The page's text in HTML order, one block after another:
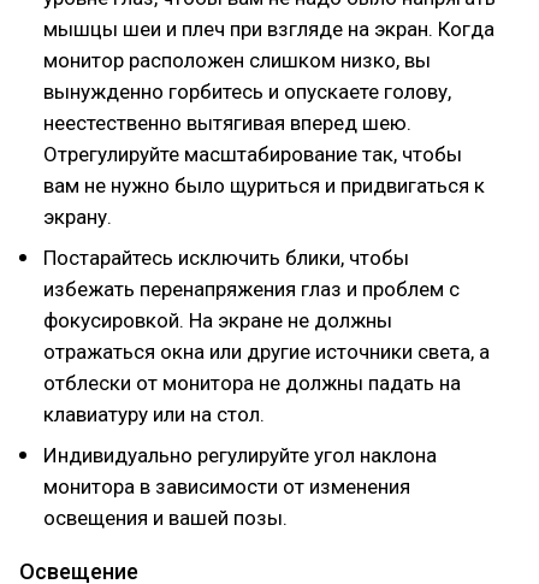
мышцы шеи и плеч при взгляде на экран. Когда
монитор расположен слишком низко, вы
вынужденно горбитесь и опускаете голову,
неестественно вытягивая вперед шею.
Отрегулируйте масштабирование так, чтобы
вам не нужно было щуриться и придвигаться к
экрану.
Постарайтесь исключить блики, чтобы
избежать перенапряжения глаз и проблем с
фокусировкой. На экране не должны
отражаться окна или другие источники света, а
отблески от монитора не должны падать на
клавиатуру или на стол.
Индивидуально регулируйте угол наклона
монитора в зависимости от изменения
освещения и вашей позы.
Освещение